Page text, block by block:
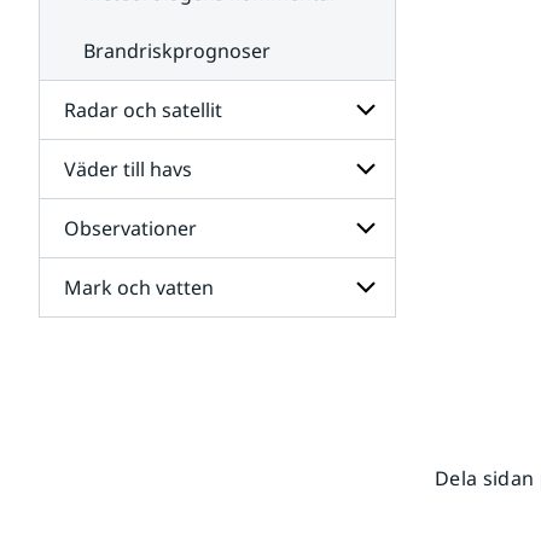
Brandriskprognoser
Radar och satellit
Undersidor
för
Radar
och
satellit
Väder till havs
Undersidor
för
Väder
till
havs
Observationer
Undersidor
för
Mark och vatten
Dela sidan